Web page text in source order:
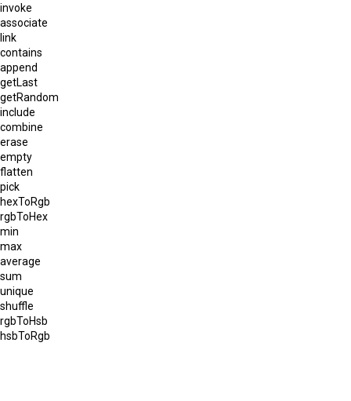
invoke
associate
link
contains
append
getLast
getRandom
include
combine
erase
empty
flatten
pick
hexToRgb
rgbToHex
min
max
average
sum
unique
shuffle
rgbToHsb
hsbToRgb